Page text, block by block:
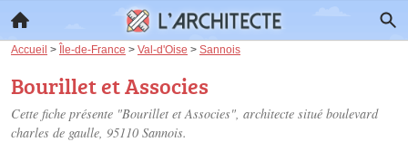
Accueil > Île-de-France > Val-d'Oise > Sannois
Bourillet et Associes
Cette fiche présente "Bourillet et Associes", architecte situé boulevard
charles de gaulle, 95110 Sannois.